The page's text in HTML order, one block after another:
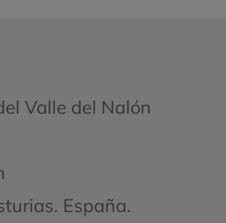
Valle del Nalón
España.